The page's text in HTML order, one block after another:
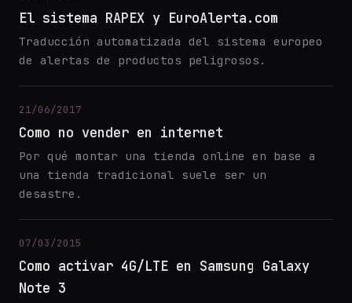
El sistema RAPEX y EuroAlerta.com
Traducción automatizada del sistema europeo
de alertas de productos peligrosos.
21/06/2017
Como no vender en internet
Por qué montar una tienda online en base a
una tienda tradicional suele ser un
desastre.
07/03/2015
Como activar 4G/LTE en Samsung Galaxy
Note 3